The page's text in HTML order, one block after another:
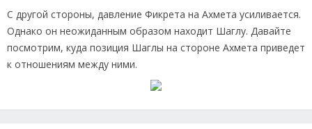
С другой стороны, давление Фикрета на Ахмета усиливается.
Однако он неожиданным образом находит Шаглу. Давайте
посмотрим, куда позиция Шаглы на стороне Ахмета приведет
к отношениям между ними.